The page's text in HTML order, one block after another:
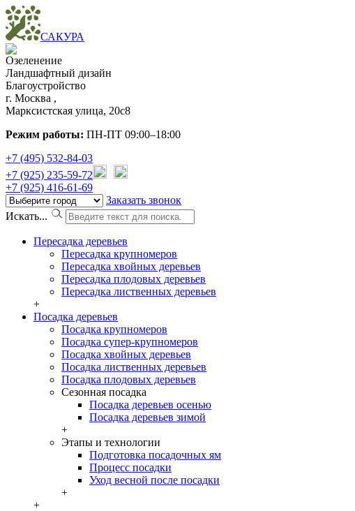
САКУРА
Озеленение
Ландшафтный дизайн
Благоустройство
г. Москва ,
Марксистская улица, 20с8
Режим работы: ПН-ПТ 09:00–18:00
+7 (495) 532-84-03
+7 (925) 235-59-72
+7 (925) 416-61-69
Заказать звонок
Искать...
Пересадка деревьев
Пересадка крупномеров
Пересадка хвойных деревьев
Пересадка плодовых деревьев
Пересадка лиственных деревьев
+
Посадка деревьев
Посадка крупномеров
Посадка супер-крупномеров
Посадка хвойных деревьев
Посадка лиственных деревьев
Посадка плодовых деревьев
Сезонная посадка
Посадка деревьев осенью
Посадка деревьев зимой
+
Этапы и технологии
Подготовка посадочных ям
Процесс посадки
Уход весной после посадки
+
+